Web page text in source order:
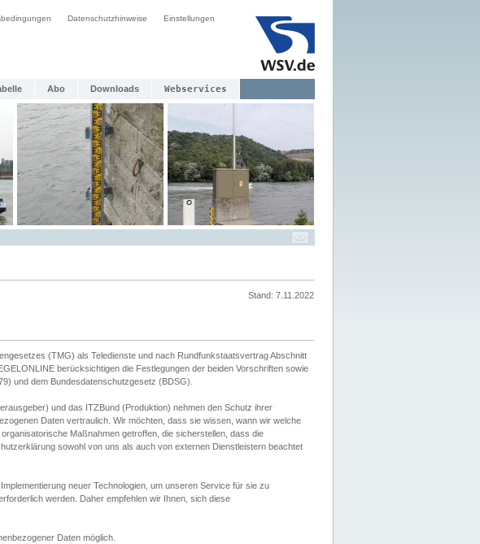
Datenschutzhinweise Einstellungen
Abo Downloads Webservices
Stand: 7.11.2022
(TMG) als Teledienste und nach Rundfunkstaatsvertrag Abschnitt
berücksichtigen die Festlegungen der beiden Vorschriften sowie
und dem Bundesdatenschutzgesetz (BDSG).
und das ITZBund (Produktion) nehmen den Schutz ihrer
Daten vertraulich. Wir möchten, dass sie wissen, wann wir welche
Maßnahmen getroffen, die sicherstellen, dass die
sowohl von uns als auch von externen Dienstleistern beachtet
neuer Technologien, um unseren Service für sie zu
werden. Daher empfehlen wir Ihnen, sich diese
Daten möglich.